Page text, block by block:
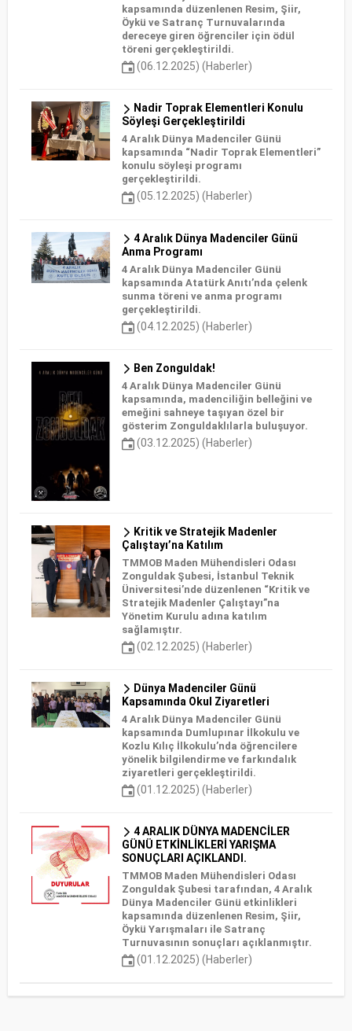
kapsamında düzenlenen Resim, Şiir,
Öykü ve Satranç Turnuvalarında
dereceye giren öğrenciler için ödül
töreni gerçekleştirildi.
(06.12.2025) (Haberler)
Nadir Toprak Elementleri Konulu
Söyleşi Gerçekleştirildi
4 Aralık Dünya Madenciler Günü
kapsamında “Nadir Toprak Elementleri”
konulu söyleşi programı
gerçekleştirildi.
(05.12.2025) (Haberler)
4 Aralık Dünya Madenciler Günü
Anma Programı
4 Aralık Dünya Madenciler Günü
kapsamında Atatürk Anıtı’nda çelenk
sunma töreni ve anma programı
gerçekleştirildi.
(04.12.2025) (Haberler)
Ben Zonguldak!
4 Aralık Dünya Madenciler Günü
kapsamında, madenciliğin belleğini ve
emeğini sahneye taşıyan özel bir
gösterim Zonguldaklılarla buluşuyor.
(03.12.2025) (Haberler)
Kritik ve Stratejik Madenler
Çalıştayı’na Katılım
TMMOB Maden Mühendisleri Odası
Zonguldak Şubesi, İstanbul Teknik
Üniversitesi’nde düzenlenen “Kritik ve
Stratejik Madenler Çalıştayı”na
Yönetim Kurulu adına katılım
sağlamıştır.
(02.12.2025) (Haberler)
Dünya Madenciler Günü
Kapsamında Okul Ziyaretleri
4 Aralık Dünya Madenciler Günü
kapsamında Dumlupınar İlkokulu ve
Kozlu Kılıç İlkokulu’nda öğrencilere
yönelik bilgilendirme ve farkındalık
ziyaretleri gerçekleştirildi.
(01.12.2025) (Haberler)
4 ARALIK DÜNYA MADENCİLER
GÜNÜ ETKİNLİKLERİ YARIŞMA
SONUÇLARI AÇIKLANDI.
TMMOB Maden Mühendisleri Odası
Zonguldak Şubesi tarafından, 4 Aralık
Dünya Madenciler Günü etkinlikleri
kapsamında düzenlenen Resim, Şiir,
Öykü Yarışmaları ile Satranç
Turnuvasının sonuçları açıklanmıştır.
(01.12.2025) (Haberler)